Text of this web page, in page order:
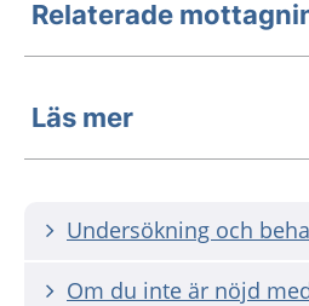
Relaterade
Läs mer
Undersökning och
Om du inte är nöjd